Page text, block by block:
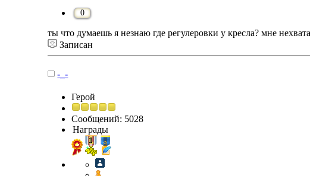
0
ты что думаешь я незнаю где регулеровки у кресла? мне
Записан
-_-
Герой
Сообщений: 5028
Награды